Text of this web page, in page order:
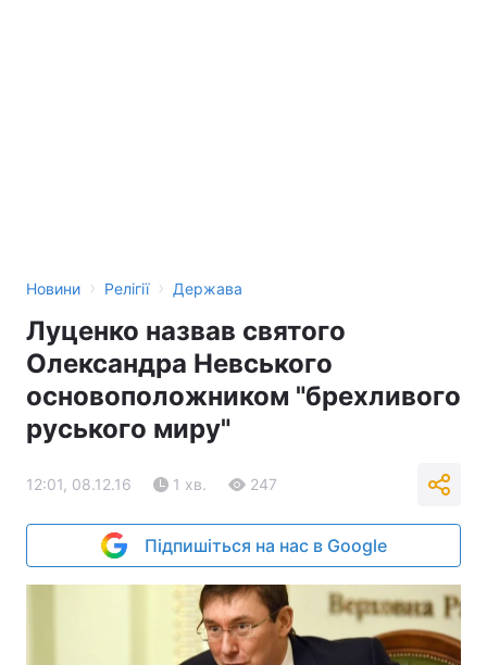
Новини › Релігії › Держава
Луценко назвав святого
Олександра Невського
основоположником "брехливого
руського миру"
12:01, 08.12.16 1 хв. 247
Підпишіться на нас в Google